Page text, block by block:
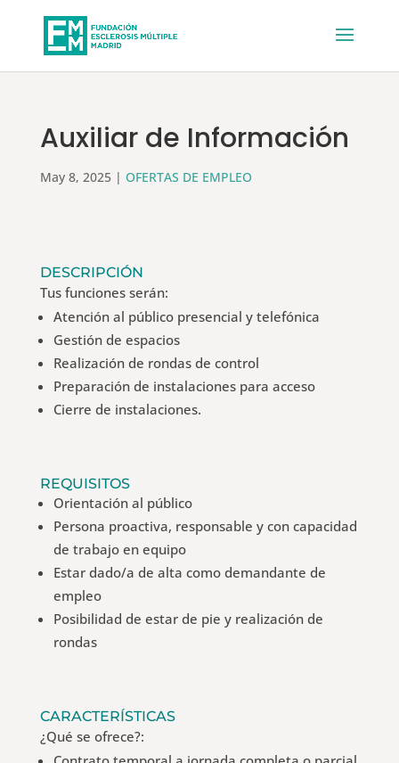
Auxiliar de Información
May 8, 2025| OFERTAS DE EMPLEO
DESCRIPCIÓN
Tus funciones serán:
Atención al público presencial y telefónica
Gestión de espacios
Realización de rondas de control
Preparación de instalaciones para acceso
Cierre de instalaciones.
REQUISITOS
Orientación al público
Persona proactiva, responsable y con capacidad
de trabajo en equipo
Estar dado/a de alta como demandante de
empleo
Posibilidad de estar de pie y realización de
rondas
CARACTERÍSTICAS
¿Qué se ofrece?: